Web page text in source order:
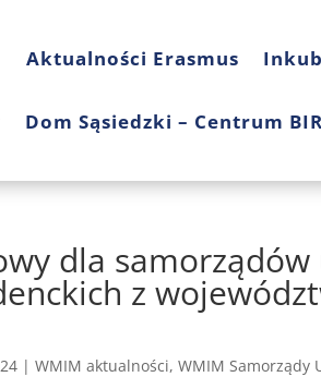
Aktualności Erasmus
Dom Sąsiedzki – Centrum BIR
dla
z
|WMIM aktualności,WMIM Samorządy